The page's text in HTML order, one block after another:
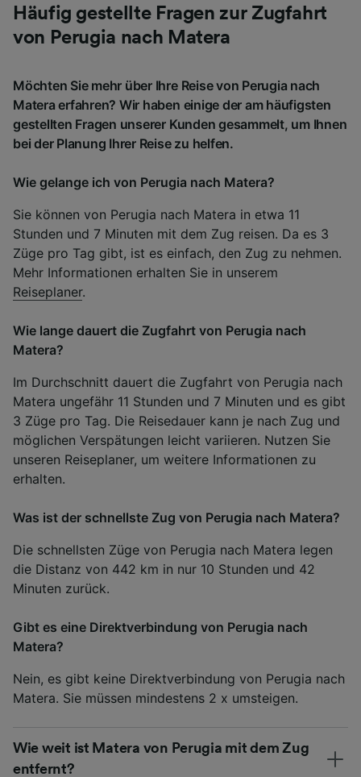
Häufig gestellte Fragen zur Zugfahrt
von Perugia nach Matera
Möchten Sie mehr über Ihre Reise von Perugia nach
Matera erfahren? Wir haben einige der am häufigsten
gestellten Fragen unserer Kunden gesammelt, um Ihnen
bei der Planung Ihrer Reise zu helfen.
Wie gelange ich von Perugia nach Matera?
Sie können von Perugia nach Matera in etwa 11
Stunden und 7 Minuten mit dem Zug reisen. Da es 3
Züge pro Tag gibt, ist es einfach, den Zug zu nehmen.
Mehr Informationen erhalten Sie in unserem
Reiseplaner.
Wie lange dauert die Zugfahrt von Perugia nach
Matera?
Im Durchschnitt dauert die Zugfahrt von Perugia nach
Matera ungefähr 11 Stunden und 7 Minuten und es gibt
3 Züge pro Tag. Die Reisedauer kann je nach Zug und
möglichen Verspätungen leicht variieren. Nutzen Sie
unseren Reiseplaner, um weitere Informationen zu
erhalten.
Was ist der schnellste Zug von Perugia nach Matera?
Die schnellsten Züge von Perugia nach Matera legen
die Distanz von 442 km in nur 10 Stunden und 42
Minuten zurück.
Gibt es eine Direktverbindung von Perugia nach
Matera?
Nein, es gibt keine Direktverbindung von Perugia nach
Matera. Sie müssen mindestens 2 x umsteigen.
Wie weit ist Matera von Perugia mit dem Zug
entfernt?